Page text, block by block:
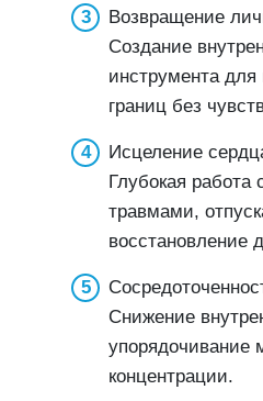
Возвращение
Создание
инструмента
границ без
Исцеление
Глубокая
травмами,
восстановление
Снижение
концентрации.